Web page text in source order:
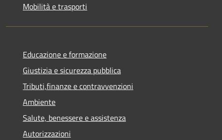
Mobilità e trasporti
Educazione e formazione
Giustizia e sicurezza pubblica
Tributi,finanze e contravvenzioni
Ambiente
Salute, benessere e assistenza
Autorizzazioni